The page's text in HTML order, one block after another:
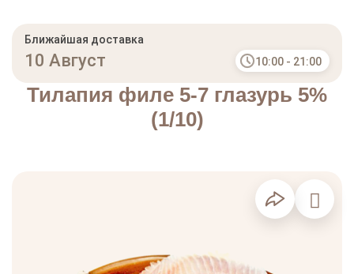
Тилапия филе 5-7 глазурь 5%
(1/10)
Ближайшая доставка
10 Август 10:00 - 21:00